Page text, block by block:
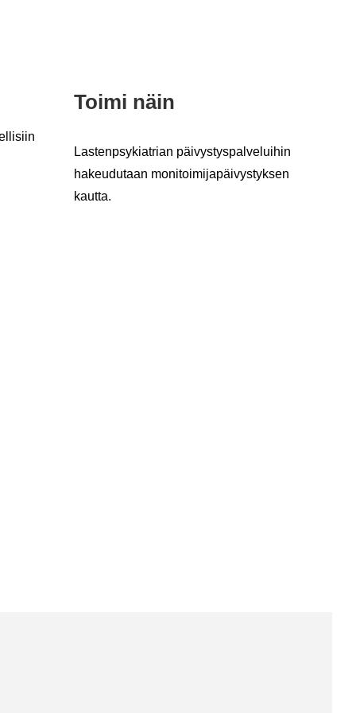
Toimi näin
Las­tenp­sy­kiat­rian päi­vys­tys­pal­ve­lui­hin
ha­keu­du­taan mo­ni­toi­mi­ja­päi­vys­tyk­sen
kaut­ta.